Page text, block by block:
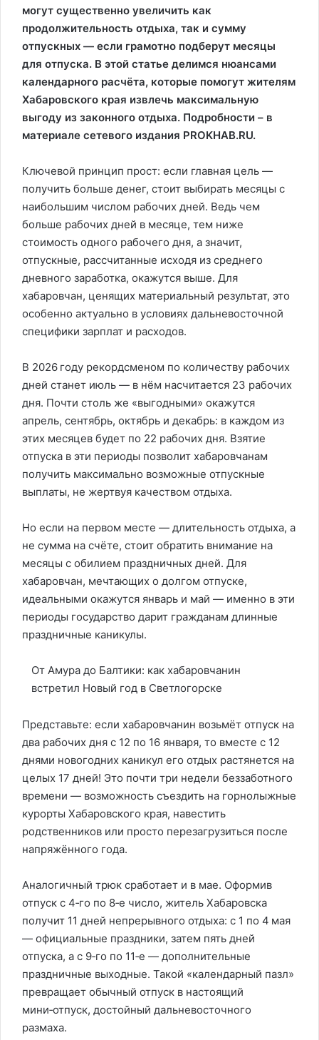
могут существенно увеличить как
продолжительность отдыха, так и сумму
отпускных — если грамотно подберут месяцы
для отпуска. В этой статье делимся нюансами
календарного расчёта, которые помогут жителям
Хабаровского края извлечь максимальную
выгоду из законного отдыха. Подробности – в
материале сетевого издания PROKHAB.RU.
Ключевой принцип прост: если главная цель —
получить больше денег, стоит выбирать месяцы с
наибольшим числом рабочих дней. Ведь чем
больше рабочих дней в месяце, тем ниже
стоимость одного рабочего дня, а значит,
отпускные, рассчитанные исходя из среднего
дневного заработка, окажутся выше. Для
хабаровчан, ценящих материальный результат, это
особенно актуально в условиях дальневосточной
специфики зарплат и расходов.
В 2026 году рекордсменом по количеству рабочих
дней станет июль — в нём насчитается 23 рабочих
дня. Почти столь же «выгодными» окажутся
апрель, сентябрь, октябрь и декабрь: в каждом из
этих месяцев будет по 22 рабочих дня. Взятие
отпуска в эти периоды позволит хабаровчанам
получить максимально возможные отпускные
выплаты, не жертвуя качеством отдыха.
Но если на первом месте — длительность отдыха, а
не сумма на счёте, стоит обратить внимание на
месяцы с обилием праздничных дней. Для
хабаровчан, мечтающих о долгом отпуске,
идеальными окажутся январь и май — именно в эти
периоды государство дарит гражданам длинные
праздничные каникулы.
От Амура до Балтики: как хабаровчанин
встретил Новый год в Светлогорске
Представьте: если хабаровчанин возьмёт отпуск на
два рабочих дня с 12 по 16 января, то вместе с 12
днями новогодних каникул его отдых растянется на
целых 17 дней! Это почти три недели беззаботного
времени — возможность съездить на горнолыжные
курорты Хабаровского края, навестить
родственников или просто перезагрузиться после
напряжённого года.
Аналогичный трюк сработает и в мае. Оформив
отпуск с 4‑го по 8‑е число, житель Хабаровска
получит 11 дней непрерывного отдыха: с 1 по 4 мая
— официальные праздники, затем пять дней
отпуска, а с 9‑го по 11‑е — дополнительные
праздничные выходные. Такой «календарный пазл»
превращает обычный отпуск в настоящий
мини‑отпуск, достойный дальневосточного
размаха.